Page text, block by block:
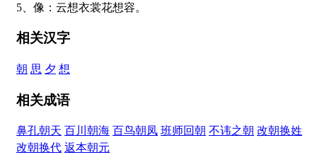
5、像：云想衣裳花想容。
相关汉字
朝 思 夕 想
相关成语
鼻孔朝天 百川朝海 百鸟朝凤 班师回朝 不讳之朝 改朝换姓
改朝换代 返本朝元